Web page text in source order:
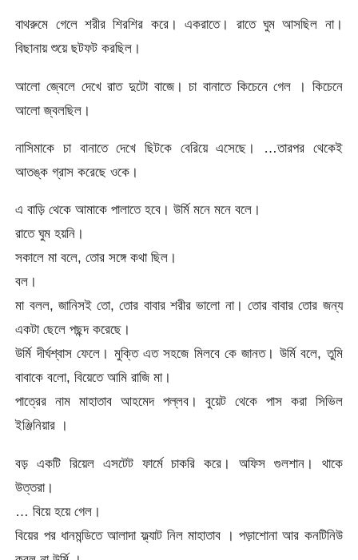
বাথরুমে গেলে শরীর শিরশির করে। একরাতে। রাতে ঘুম আসছিল না।
বিছানায় শুয়ে ছটফট করছিল।
আলো জ্বেলে দেখে রাত দুটো বাজে। চা বানাতে কিচেনে গেল । কিচেনে
আলো জ্বলছিল।
নাসিমাকে চা বানাতে দেখে ছিটকে বেরিয়ে এসেছে। …তারপর থেকেই
আতঙ্ক গ্রাস করেছে ওকে।
এ বাড়ি থেকে আমাকে পালাতে হবে। উর্মি মনে মনে বলে।
রাতে ঘুম হয়নি।
সকালে মা বলে, তোর সঙ্গে কথা ছিল।
বল।
মা বলল, জানিসই তো, তোর বাবার শরীর ভালো না। তোর বাবার তোর জন্য
একটা ছেলে পছন্দ করেছে।
উর্মি দীর্ঘশ্বাস ফেলে। মুক্তি এত সহজে মিলবে কে জানত। উর্মি বলে, তুমি
বাবাকে বলো, বিয়েতে আমি রাজি মা।
পাত্রের নাম মাহাতাব আহমেদ পল্লব। বুয়েট থেকে পাস করা সিভিল
ইঞ্জিনিয়ার ।
বড় একটি রিয়েল এসটেট ফার্মে চাকরি করে। অফিস গুলশান। থাকে
উত্তরা।
… বিয়ে হয়ে গেল।
বিয়ের পর ধানমন্ডিতে আলাদা ফ্ল্যাট নিল মাহাতাব । পড়াশোনা আর কনটিনিউ